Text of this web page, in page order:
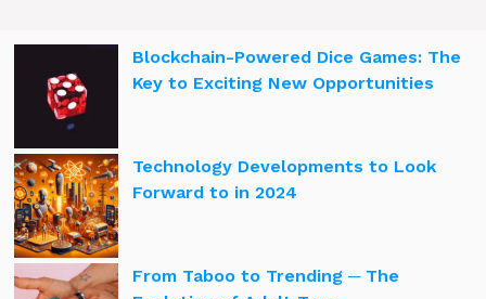
Blockchain-Powered Dice Games: The
Key to Exciting New Opportunities
Technology Developments to Look
Forward to in 2024
From Taboo to Trending ─ The